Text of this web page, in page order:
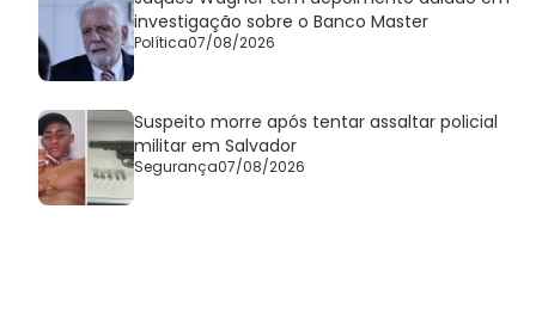
investigação sobre o Banco Master
Política07/08/2026
Suspeito morre após tentar assaltar policial
militar em Salvador
Segurança07/08/2026